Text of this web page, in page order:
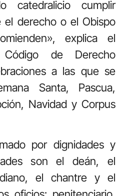
catedralicio cumplir
el derecho o el Obispo
explica el
de Derecho
a las que se
Santa, Pascua,
Navidad y Corpus
por dignidades y
son el deán, el
el chantre y el